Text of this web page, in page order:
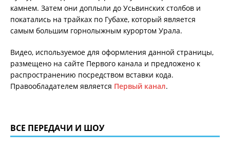
камнем. Затем они доплыли до Усьвинских столбов и
покатались на трайках по Губахе, который является
самым большим горнолыжным курортом Урала.
Видео, используемое для оформления данной страницы,
размещено на сайте Первого канала и предложено к
распространению посредством вставки кода.
Правообладателем является Первый канал.
ВСЕ ПЕРЕДАЧИ И ШОУ